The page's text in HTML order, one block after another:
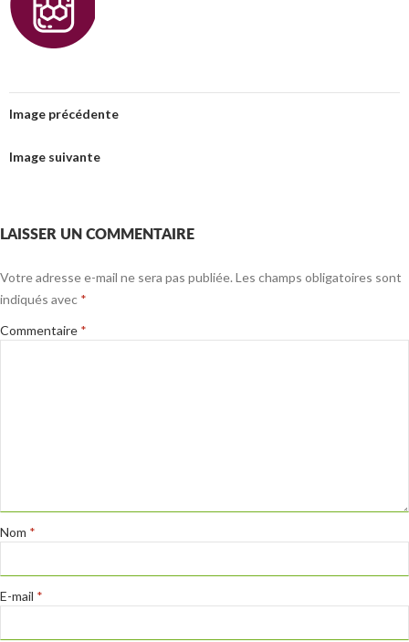
Image précédente
Image suivante
LAISSER UN COMMENTAIRE
Votre adresse e-mail ne sera pas publiée. Les champs obligatoires sont
indiqués avec *
Commentaire *
Nom *
E-mail *